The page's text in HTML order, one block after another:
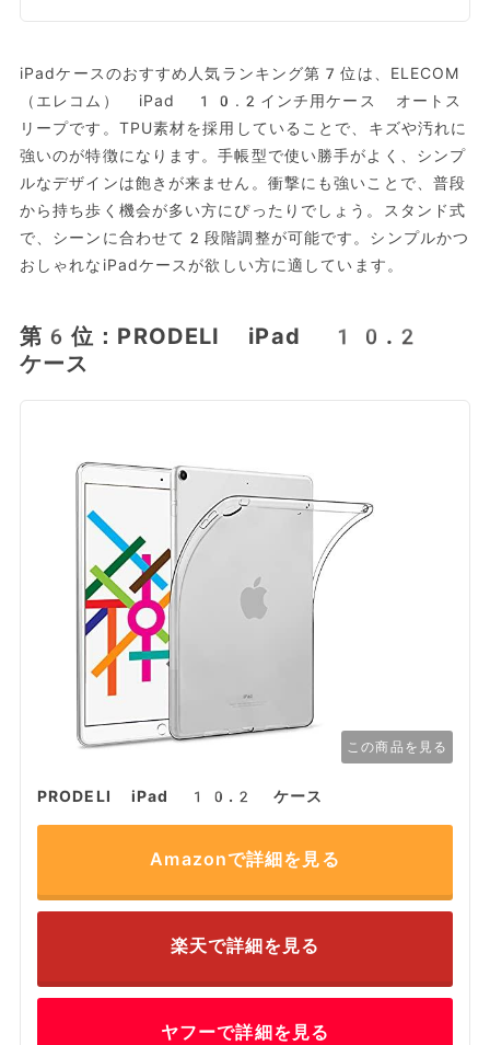
iPadケースのおすすめ人気ランキング第7位は、ELECOM
（エレコム） iPad 10.2インチ用ケース オートス
リープです。TPU素材を採用していることで、キズや汚れに
強いのが特徴になります。手帳型で使い勝手がよく、シンプ
ルなデザインは飽きが来ません。衝撃にも強いことで、普段
から持ち歩く機会が多い方にぴったりでしょう。スタンド式
で、シーンに合わせて2段階調整が可能です。シンプルかつ
おしゃれなiPadケースが欲しい方に適しています。
第6位：PRODELI iPad 10.2
ケース
この商品を見る
PRODELI iPad 10.2 ケース
Amazonで詳細を見る
楽天で詳細を見る
ヤフーで詳細を見る